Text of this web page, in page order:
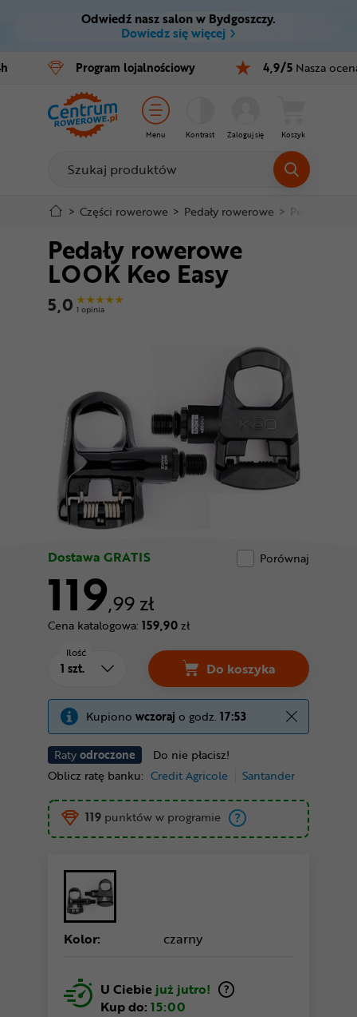
Ctrl M
Menu główne
Informacje o produkcie
Do koszyka
Szczegółowe informacje
Stopka
Mapa strony
Odwiedź nasz salon w Bydgoszczy.
Dowiedz się więcej
Program lojalnościowy 4,9/5 Nasza
Menu Kontrast Zaloguj się Koszyk
Rowery
E-bike
Części
Akcesoria
Odzież
Kaski
Buty
Nowości
Superoferta
> Części rowerowe > Pedały rowerowe > Pedały
Pedały rowerowe
LOOK Keo Easy
5,0 1 opinia
Dostawa GRATIS Porównaj
119,99 zł
Cena katalogowa: 159,90zł
Ratyodroczone
Do nie płacisz!
Oblicz ratę banku: Credit Agricole Santander
Ilość
Do koszyka
Kupiono wczoraj o godz. 17:53
119 punktów w programie
Kolor: czarny
U Ciebie już jutro!
Kup do: 15:00